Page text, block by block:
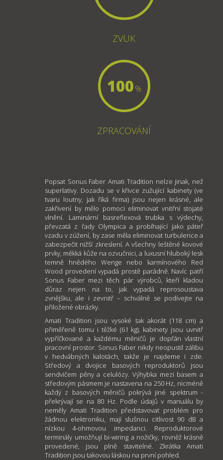
ZVUK
100%
ZPRACOVÁNÍ
Popsat Sonus Faber Amati Tradition nelze jinak, než
superlativy. Dozadu se v křivce zužující kabinety (ve
tvaru loutny, jak říká firma) jsou nejen krásné, ale
zakřivení by mělo pomoci eliminovat vnitřní stojaté
vlnění. Laminární basreflexová trubka s výdechy,
převzatá z řady Olympica a probíhající jako páteř
vzadu v zúžení, by zase měla eliminovat turbulence a
zabezpečit nižší zkreslení. A všechny leštěné kovové
prvky, měkká kůže na ozvučnici, a luxusní hluboký lesk
temně hnědého Wenge nebo karmínového Red
Wood provedení vypadá prostě parádně. Navíc patří
Sonus Faber mezi těch pár výrobců, kteří kladou
důraz nejen na to, jak vypadá reprosoustava
zvnějšku, ale i zevnitř – schválně se podívejte na
přiložené obrázky.
Amati Tradition jsou vysoké tak akorát (118 cm) a
přiměřeně tomu i těžké (61 kg); kabinety jsou uvnitř
vypříčkované a každému měničů je dopřán vlastní
pracovní prostor. Sonus Faber nikdy neopustil zálibu
v hedvábných kalotách, takže je najdeme i zde.
Středový a dvojice basových reproduktorů jsou
sendvičem pěny a celulózy. Výhybka mezi basem a
středovým pásmem je nastavena na 250 Hz, nicméně
každý z basových měničů pokrývá jiné spektrum -
překrývají se na 80 Hz. Podle údajů v manuálu by
neměly Amati Tradition představovat problém pro
žádnou elektroniku, mají slušnou citlivost 90 dB a
nízkou 4-ohmovou impedanci. Reproduktorové
terminály umožňují bi-wiring a nožičky, rovněž krásně
provedené, jsou plně stavitelné. Zkrátka Amati
Tradition jsou takovou láskou na první pohled.